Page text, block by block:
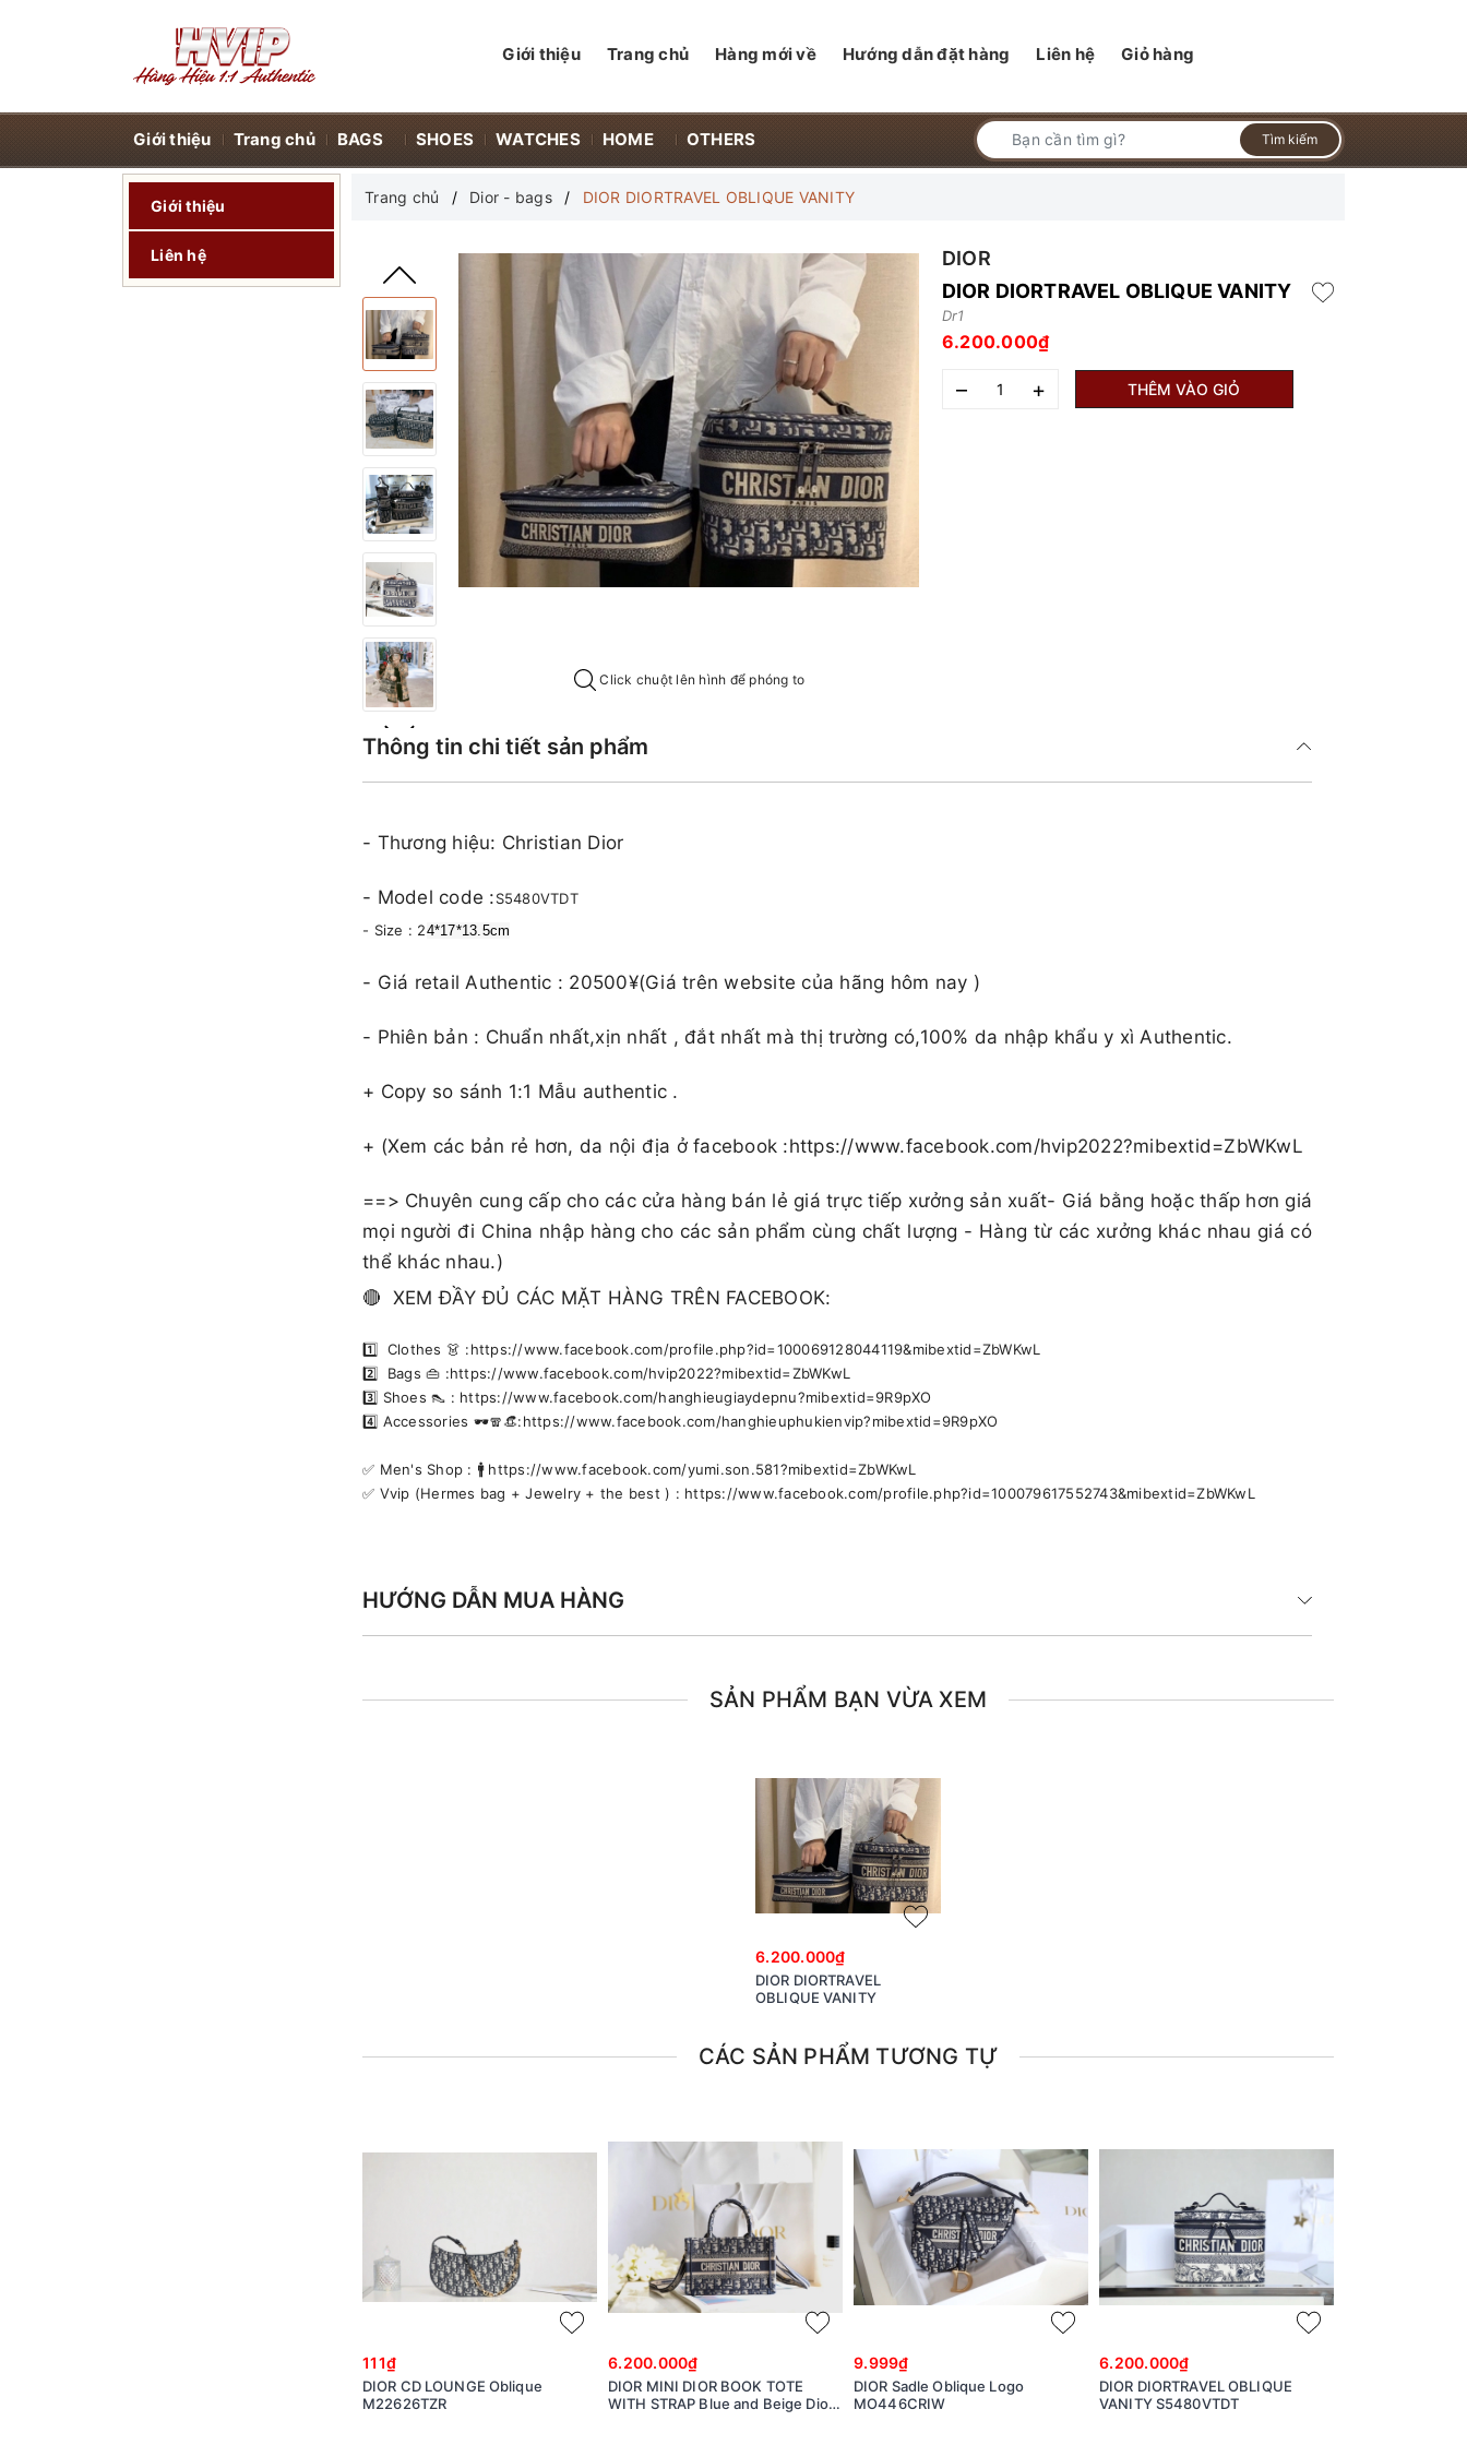
Giới thiệu Trang chủ Hàng mới về Hướng dẫn đặt hàng Liên hệ Giỏ hàng
Giới thiệu Trang chủ BAGS SHOES WATCHES HOME OTHERS Tìm kiếm
Giới thiệu
Liên hệ
Trang chủ Dior - bags DIOR DIORTRAVEL OBLIQUE VANITY
Click chuột lên hình để phóng to
DIOR
DIOR DIORTRAVEL OBLIQUE VANITY
Dr1
6.200.000₫
– + THÊM VÀO GIỎ
Thông tin chi tiết sản phẩm
- Thương hiệu: Christian Dior
- Model code :S5480VTDT
- Size : 24*17*13.5cm
​​​- Giá retail Authentic : 20500¥(Giá trên website của hãng hôm nay )​​​
- Phiên bản : Chuẩn nhất,xịn nhất , đắt nhất mà thị trường có,100% da nhập khẩu y xì Authentic.
+ Copy so sánh 1:1 Mẫu authentic .
+ (Xem các bản rẻ hơn, da nội địa ở facebook :https://www.facebook.com/hvip2022?mibextid=ZbWKwL
==> Chuyên cung cấp cho các cửa hàng bán lẻ giá trực tiếp xưởng sản xuất- Giá bằng hoặc thấp hơn giá
mọi người đi China nhập hàng cho các sản phẩm cùng chất lượng - Hàng từ các xưởng khác nhau giá có
thể khác nhau.)
🔴 XEM ĐẦY ĐỦ CÁC MẶT HÀNG TRÊN FACEBOOK:
1️⃣ Clothes 👗 :https://www.facebook.com/profile.php?id=100069128044119&mibextid=ZbWKwL
2️⃣ Bags 👜 :https://www.facebook.com/hvip2022?mibextid=ZbWKwL
3️⃣ Shoes 👠 : https://www.facebook.com/hanghieugiaydepnu?mibextid=9R9pXO
4️⃣ Accessories 🕶🧣👒:https://www.facebook.com/hanghieuphukienvip?mibextid=9R9pXO
✅️ Men's Shop : 🚹 https://www.facebook.com/yumi.son.581?mibextid=ZbWKwL
✅️ Vvip (Hermes bag + Jewelry + the best ) : https://www.facebook.com/profile.php?id=100079617552743&mibextid=ZbWKwL
HƯỚNG DẪN MUA HÀNG
SẢN PHẨM BẠN VỪA XEM
6.200.000₫
DIOR DIORTRAVEL
OBLIQUE VANITY
CÁC SẢN PHẨM TƯƠNG TỰ
111₫
DIOR CD LOUNGE Oblique
M22626TZR
6.200.000₫
DIOR MINI DIOR BOOK TOTE
WITH STRAP Blue and Beige Dior
9.999₫
DIOR Sadle Oblique Logo
MO446CRIW
6.200.000₫
DIOR DIORTRAVEL OBLIQUE
VANITY S5480VTDT